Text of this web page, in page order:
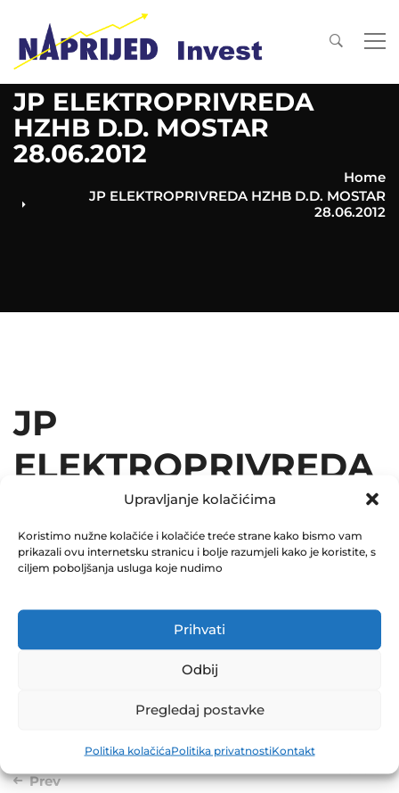
Upravljanje kolačićima
Koristimo nužne kolačiće i kolačiće treće strane kako bismo vam
prikazali ovu internetsku stranicu i bolje razumjeli kako je koristite, s
ciljem poboljšanja usluga koje nudimo
Prihvati
Odbij
Pregledaj postavke
Politika kolačićaPolitika privatnostiKontakt
JP ELEKTROPRIVREDA
HZHB D.D. MOSTAR
28.06.2012
Home
JP ELEKTROPRIVREDA HZHB D.D. MOSTAR
28.06.2012
JP
ELEKTROPRIVREDA
HZHB D.D. MOSTAR
28.06.2012
Share
Post
Prev